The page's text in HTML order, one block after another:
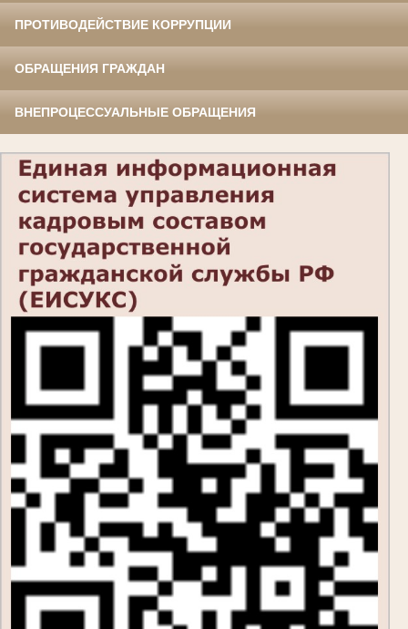
ПРОТИВОДЕЙСТВИЕ КОРРУПЦИИ
ОБРАЩЕНИЯ ГРАЖДАН
ВНЕПРОЦЕССУАЛЬНЫЕ ОБРАЩЕНИЯ